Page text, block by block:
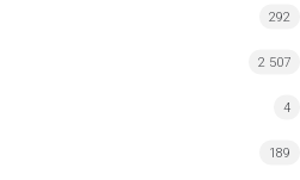
292
2 507
4
189